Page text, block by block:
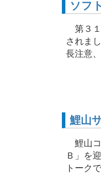
ソフ
第３１
されま
長注意
鯉山
鯉山コ
Ｂ」を
トーク